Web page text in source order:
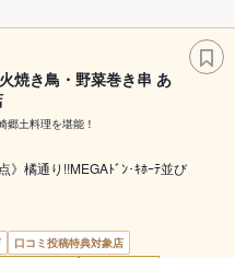
焼き鳥・野菜巻き串 あ
郷土料理を堪能！
》橘通り!!MEGAﾄﾞﾝ･ｷﾎｰﾃ並び
口コミ投稿特典対象店